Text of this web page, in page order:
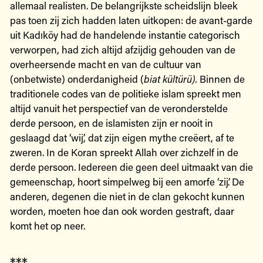
allemaal realisten. De belangrijkste scheidslijn bleek
pas toen zij zich hadden laten uitkopen: de avant-garde
uit Kadıköy had de handelende instantie categorisch
verworpen, had zich altijd afzijdig gehouden van de
overheersende macht en van de cultuur van
(onbetwiste) onderdanigheid (biat kültürü). Binnen de
traditionele codes van de politieke islam spreekt men
altijd vanuit het perspectief van de veronderstelde
derde persoon, en de islamisten zijn er nooit in
geslaagd dat ‘wij’, dat zijn eigen mythe creëert, af te
zweren. In de Koran spreekt Allah over zichzelf in de
derde persoon. Iedereen die geen deel uitmaakt van die
gemeenschap, hoort simpelweg bij een amorfe ‘zij’. De
anderen, degenen die niet in de clan gekocht kunnen
worden, moeten hoe dan ook worden gestraft, daar
komt het op neer.